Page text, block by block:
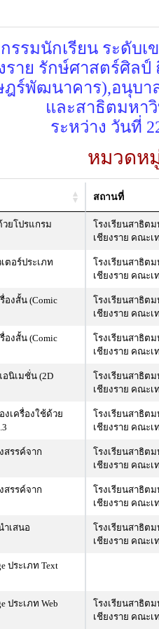
รรมนักเรียน ระดับเ
งราย รักษ์ศาสตร์ศิ
ฎร์พัฒนาคาร),อนุบ
และสาธิตมหา
ระหว่าง วันที่
หมวดห
สถานที่
ยโปรแกรม
โรงเรียนสาธิต
เชียงราย คณะ
ตอร์ประเภท
โรงเรียนสาธิต
เชียงราย คณะ
องสั้น (Comic
โรงเรียนสาธิต
เชียงราย คณะ
องสั้น (Comic
โรงเรียนสาธิต
เชียงราย คณะ
นิเมชั่น (2D
โรงเรียนสาธิต
เชียงราย คณะ
เครื่องใช้ด้วย
โรงเรียนสาธิต
เชียงราย คณะ
สรรค์จาก
โรงเรียนสาธิต
เชียงราย คณะ
สรรค์จาก
โรงเรียนสาธิต
เชียงราย คณะ
ำเสนอ
โรงเรียนสาธิต
เชียงราย คณะ
ประเภท Text
ประเภท Web
โรงเรียนสาธิต
เชียงราย คณะ